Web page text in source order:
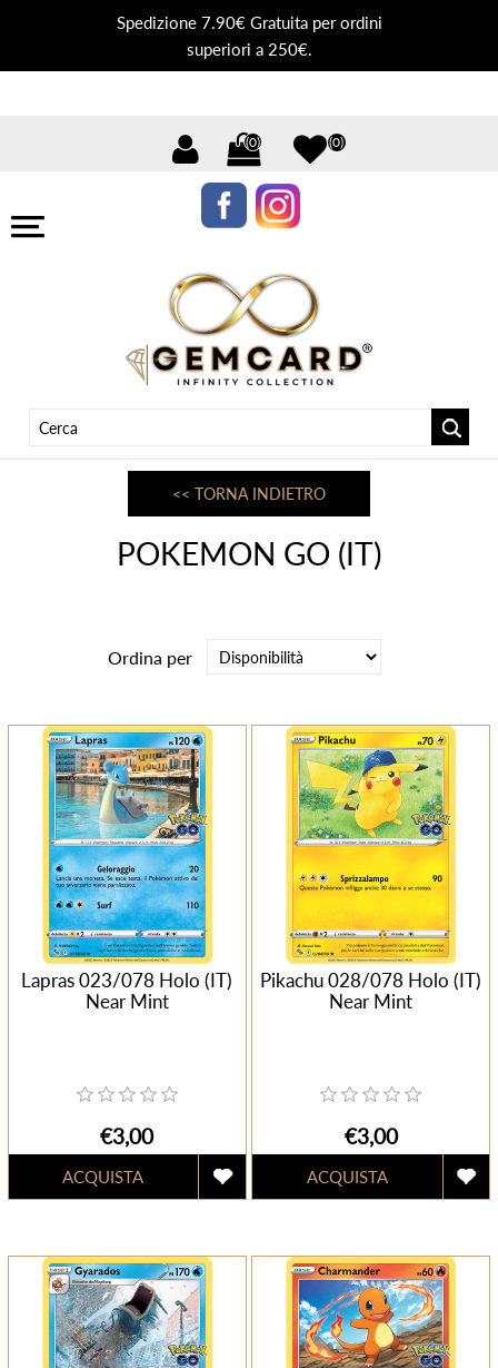
Spedizione 7.90€ Gratuita per ordini
superiori a 250€.
(0) (0)
<< TORNA INDIETRO
POKEMON GO (IT)
Ordina per
Lapras 023/078 Holo (IT)
Near Mint
€3,00
Pikachu 028/078 Holo (IT)
Near Mint
€3,00